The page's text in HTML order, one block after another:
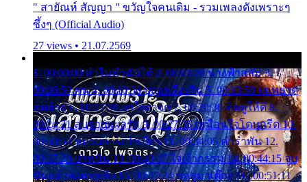
" สายัณห์ สัญญา " ขวัญใจคนเดิม - รวมเพลงดังเพราะๆ
ซึ้งๆ (Official Audio)
27 views • 21.07.2569
1. 00:00:00 ทำไมทำฉันได้ 2. 00:03:20 นางฟ้าสลัม 3.
00:06:50 คน 4. 00:10:36 บุญเหลือเกิน 5. 00:13:58 ฝนหยาด
สุดท้าย 6. 00:17:30 ยาใจยาจก 7. 00:20:30 คิดดูให้ดี 8.
00:24:21 ลบรอยแผลรัก 9. 00:27:35 เหมือนใจโดนกรีด 10.
00:30:54 ขบวนการเปาเปียว 11. 00:34:05 คำรำพัน 12.
00:37:20 ปาหนัน 13. 00:40:37 ใจเจ้ากรรม 14. 00:44:15 จูบ
ฉันแล้วจงตายเสีย 15. 00:47:24 ขอสูมาเต๊อะ 16. 00:51:11